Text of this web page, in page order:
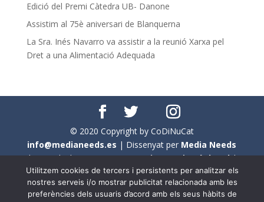
Edició del Premi Càtedra UB- Danone
Assistim al 75è aniversari de Blanquerna
La Sra. Inés Navarro va assistir a la reunió Xarxa pel
Dret a una Alimentació Adequada
© 2020 Copyright by CoDiNuCat
info@medianeeds.es | Dissenyat per Media Needs
| Tots els drets reservats aCoDiNuCat |Avís legal|
Avís per cookies
En aquest web s'ha tingut en compte l'ús no sexista del
Utilitzem cookies de tercers i persistents per analitzar els
nostres serveis i/o mostrar publicitat relacionada amb les
preferències dels usuaris d’acord amb els seus hàbits de